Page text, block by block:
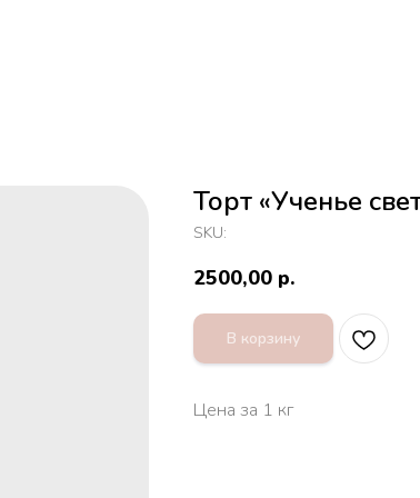
Торт «Ученье
SKU:
2500,00 р.
В корзину
Цена за 1 кг